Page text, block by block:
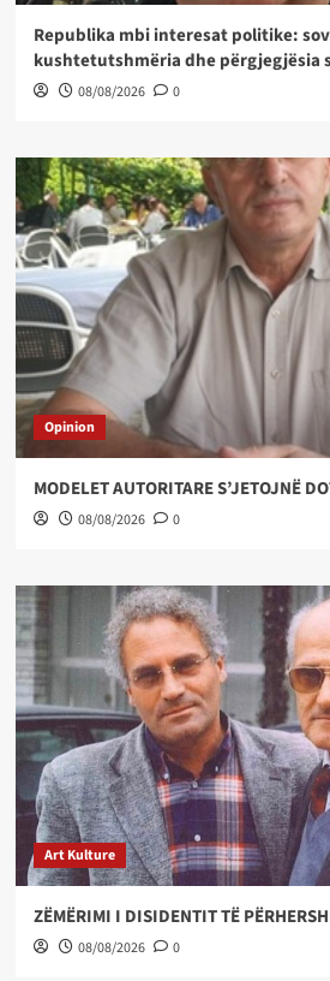
Republika mbi interesat politike:
kushtetutshmëria dhe përgjegjësia
08/08/2026 0
Opinion
MODELET AUTORITARE S’JETOJNË
08/08/2026 0
Art Kulture
ZËMËRIMI I DISIDENTIT TË
08/08/2026 0